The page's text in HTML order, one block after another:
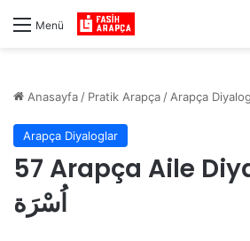
Menü
Anasayfa / Pratik Arapça / Arapça
Arapça Diyaloglar
57 Arapça Aile
اُسْرَة